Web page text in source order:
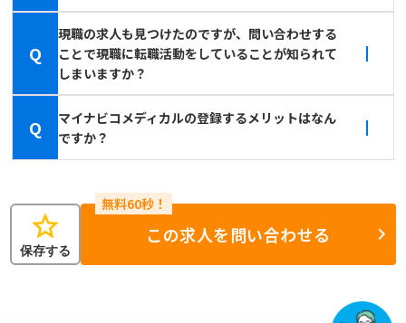
Q
現職の求人も見つけたのですが、問い合わせする
ことで現職に転職活動をしていることが知られて
しまいますか？
Q
マイナビコメディカルの登録するメリットはなん
ですか？
star
保存する
この求人を問い合わせる